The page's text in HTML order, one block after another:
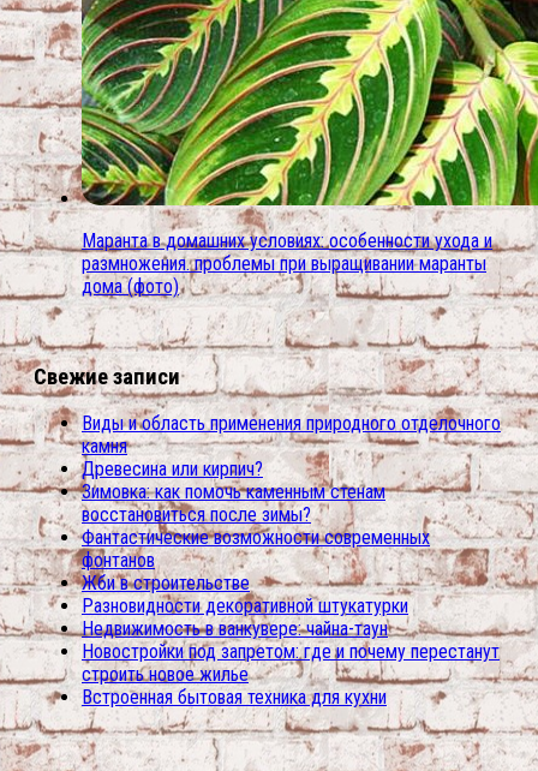
Маранта в домашних условиях: особенности ухода и
размножения. проблемы при выращивании маранты
дома (фото)
Свежие записи
Виды и область применения природного отделочного
камня
Древесина или кирпич?
Зимовка: как помочь каменным стенам
восстановиться после зимы?
Фантастические возможности современных
фонтанов
Жби в строительстве
Разновидности декоративной штукатурки
Недвижимость в ванкувере: чайна-таун
Новостройки под запретом: где и почему перестанут
строить новое жилье
Встроенная бытовая техника для кухни